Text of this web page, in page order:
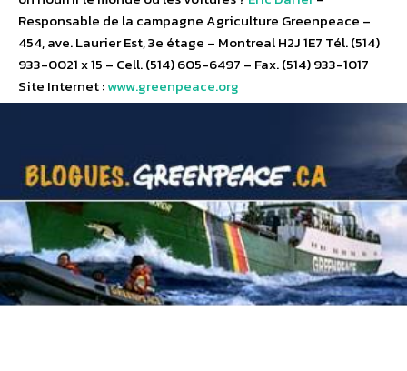
Responsable de la campagne Agriculture Greenpeace –
454, ave. Laurier Est, 3e étage – Montreal H2J 1E7 Tél. (514)
933-0021 x 15 – Cell. (514) 605-6497 – Fax. (514) 933-1017
Site Internet :www.greenpeace.org